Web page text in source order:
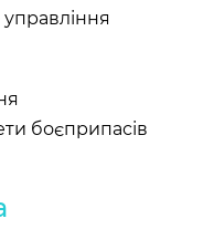
боєприпасів